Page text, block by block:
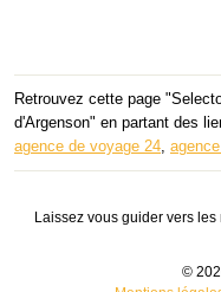
Retrouvez cette page
d'Argenson" en partant des
agence de voyage 24,
Laissez vous guider vers
©